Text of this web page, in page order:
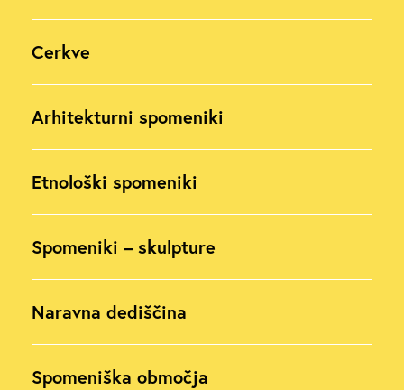
Cerkve
Arhitekturni spomeniki
Etnološki spomeniki
Spomeniki – skulpture
Naravna dediščina
Spomeniška območja